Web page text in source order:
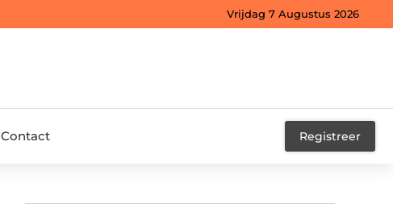
Vrijdag 7 Augustus 2026
Contact Registreer